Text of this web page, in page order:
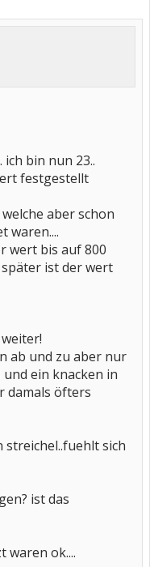
ich bin nun 23..
festgestellt
aber schon
waren....
wert bis auf 800
später ist der wert
ab und zu aber nur
ein knacken in
damals öfters
streichel..fuehlt sich
ist das
waren ok....